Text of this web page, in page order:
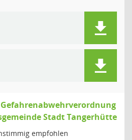
Gefahrenabwehrverordnung
Stadt Tangerhütte
empfohlen